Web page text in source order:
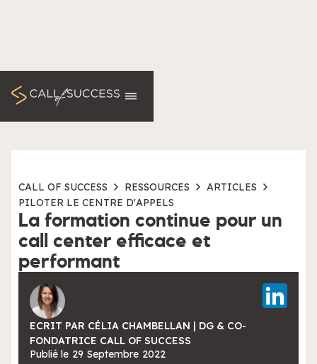
CALL OF SUCCESS RESSOURCES
ARTICLES
PILOTER LE CENTRE D'APPELS
La formation continue pour un
call center efficace et
performant
ECRIT PAR CÉLIA CHAMBELLAN | DG & CO-
FONDATRICE CALL OF SUCCESS
Publié le 29 Septembre 2022